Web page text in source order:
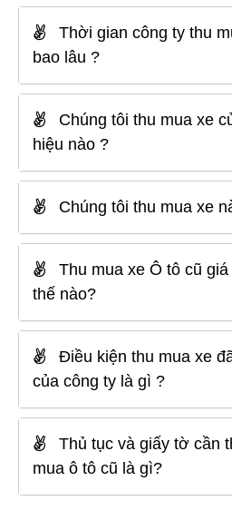
Thời gian công ty thu
bao lâu ?
Chúng tôi thu mua xe
hiệu nào ?
Chúng tôi thu mua xe
Thu mua xe Ô tô cũ
thế nào?
Điều kiện thu mua xe
của công ty là gì ?
Thủ tục và giấy tờ cần
mua ô tô cũ là gì?